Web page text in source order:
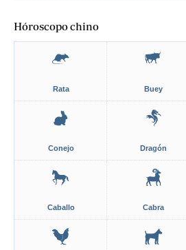
Hóroscopo chino
Rata Buey
Conejo Dragón
Caballo Cabra